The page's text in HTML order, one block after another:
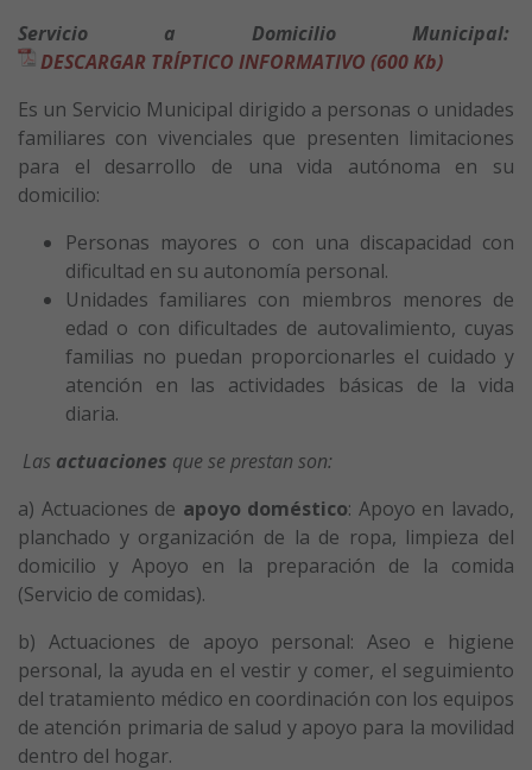
Servicio a Domicilio Municipal:
DESCARGAR TRÍPTICO INFORMATIVO (600 Kb)
Es un Servicio Municipal dirigido a personas o unidades
familiares con vivenciales que presenten limitaciones
para el desarrollo de una vida autónoma en su
domicilio:
Personas mayores o con una discapacidad con
dificultad en su autonomía personal.
Unidades familiares con miembros menores de
edad o con dificultades de autovalimiento, cuyas
familias no puedan proporcionarles el cuidado y
atención en las actividades básicas de la vida
diaria.
Las actuaciones que se prestan son:
a) Actuaciones de apoyo doméstico: Apoyo en lavado,
planchado y organización de la de ropa, limpieza del
domicilio y Apoyo en la preparación de la comida
(Servicio de comidas).
b) Actuaciones de apoyo personal: Aseo e higiene
personal, la ayuda en el vestir y comer, el seguimiento
del tratamiento médico en coordinación con los equipos
de atención primaria de salud y apoyo para la movilidad
dentro del hogar.